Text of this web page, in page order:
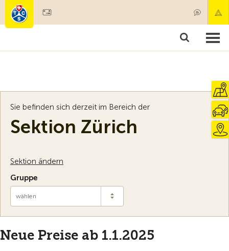
Mitgliedschaft & Leistungen
Sie befinden sich derzeit im Bereich der
Sektion Zürich
Sektion ändern
Gruppe
wählen
Neue Preise ab 1.1.2025